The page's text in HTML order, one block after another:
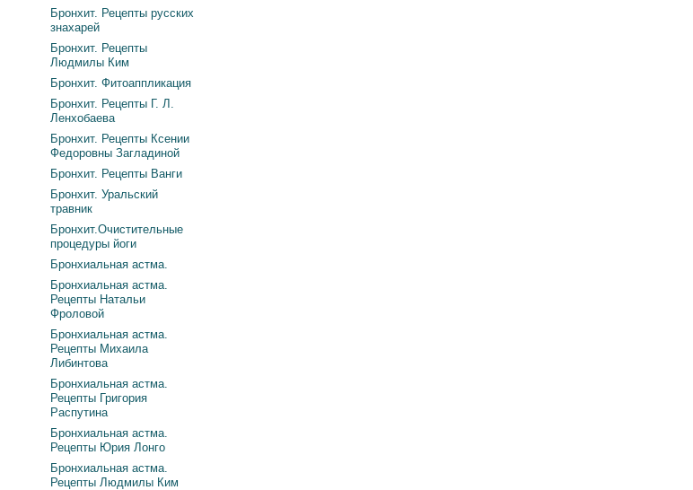
Бронхит. Рецепты русских
знахарей
Бронхит. Рецепты
Людмилы Ким
Бронхит. Фитоаппликация
Бронхит. Рецепты Г. Л.
Ленхобаева
Бронхит. Рецепты Ксении
Федоровны Загладиной
Бронхит. Рецепты Ванги
Бронхит. Уральский
травник
Бронхит.Очистительные
процедуры йоги
Бронхиальная астма.
Бронхиальная астма.
Рецепты Натальи
Фроловой
Бронхиальная астма.
Рецепты Михаила
Либинтова
Бронхиальная астма.
Рецепты Григория
Распутина
Бронхиальная астма.
Рецепты Юрия Лонго
Бронхиальная астма.
Рецепты Людмилы Ким